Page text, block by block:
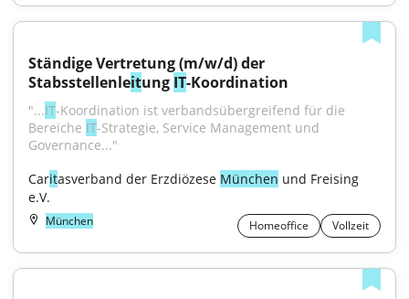
Ständige Vertretung (m/w/d) der
Stabsstellenleitung IT-Koordination
"...IT-Koordination ist verbandsübergreifend für die
Bereiche IT-Strategie, Service Management und
Governance..."
Caritasverband der Erzdiözese München und Freising
e.V.
München Homeoffice Vollzeit